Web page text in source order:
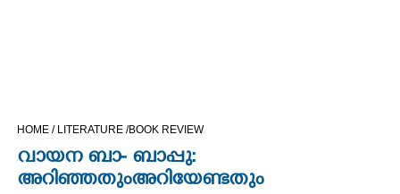
HOME / LITERATURE /BOOK REVIEW
വായന ബാ- ബാപ്പു:
അറിഞ്ഞതുംഅറിയേണ്ടതും